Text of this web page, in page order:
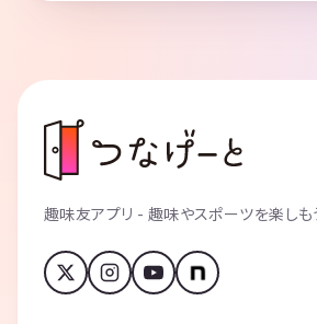
趣味友アプリ - 趣味やスポーツを楽しも